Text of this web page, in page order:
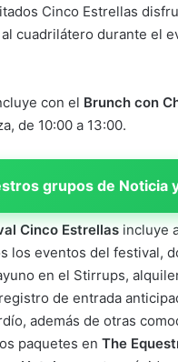
Cinco Estrellas
cuadrilátero durante el
con el Brunch con
de 10:00 a 13:00.
grupos de Noticia
Cinco Estrellas incluye
los eventos del festival,
en el Stirrups,
de entrada
además de otras
paquetes en The